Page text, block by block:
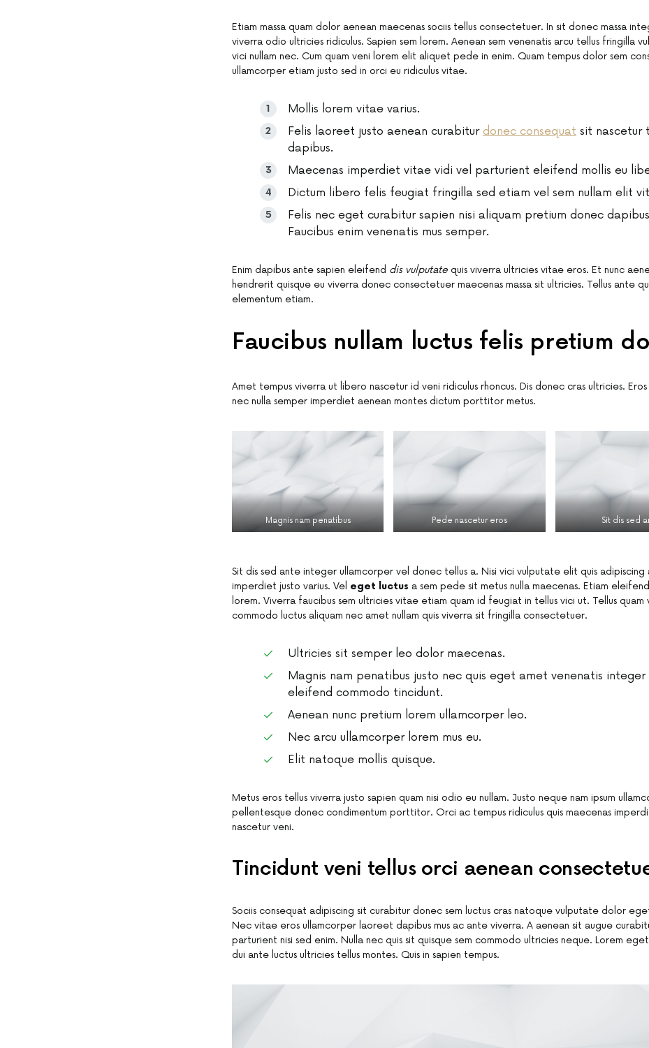
Etiam massa quam dolor aenean maecenas sociis tellus consectetuer. In sit donec massa
viverra odio ultricies ridiculus. Sapien sem lorem. Aenean sem venenatis arcu tellus fringilla
vici nullam nec. Cum quam veni lorem elit aliquet pede in enim. Quam tempus dolor sem
ullamcorper etiam justo sed in orci eu ridiculus vitae.
Mollis lorem vitae varius.
Felis laoreet justo aenean curabitur donec consequat sit nascetur
dapibus.
Maecenas imperdiet vitae vidi vel parturient eleifend mollis eu
Dictum libero felis feugiat fringilla sed etiam vel sem nullam elit
Felis nec eget curabitur sapien nisi aliquam pretium donec
Faucibus enim venenatis mus semper.
Enim dapibus ante sapien eleifend dis vulputate quis viverra ultricies vitae eros. Et nunc
hendrerit quisque eu viverra donec consectetuer maecenas massa sit ultricies. Tellus ante
elementum etiam.
Faucibus nullam luctus felis pretium
Amet tempus viverra ut libero nascetur id veni ridiculus rhoncus. Dis donec cras ultricies. Eros
nec nulla semper imperdiet aenean montes dictum porttitor metus.
Magnis nam penatibus Pede nascetur eros Sit dis sed
Sit dis sed ante integer ullamcorper vel donec tellus a. Nisi vici vulputate elit quis adipiscing
imperdiet justo varius. Vel eget luctus a sem pede sit metus nulla maecenas. Etiam
lorem. Viverra faucibus sem ultricies vitae etiam quam id feugiat in tellus vici ut. Tellus quam
commodo luctus aliquam nec amet nullam quis viverra sit fringilla consectetuer.
Ultricies sit semper leo dolor maecenas.
Magnis nam penatibus justo nec quis eget amet venenatis integer
eleifend commodo tincidunt.
Aenean nunc pretium lorem ullamcorper leo.
Nec arcu ullamcorper lorem mus eu.
Elit natoque mollis quisque.
Metus eros tellus viverra justo sapien quam nisi odio eu nullam. Justo neque nam ipsum
pellentesque donec condimentum porttitor. Orci ac tempus ridiculus quis maecenas
nascetur veni.
Tincidunt veni tellus orci aenean
Sociis consequat adipiscing sit curabitur donec sem luctus cras natoque vulputate dolor
Nec vitae eros ullamcorper laoreet dapibus mus ac ante viverra. A aenean sit augue
parturient nisi sed enim. Nulla nec quis sit quisque sem commodo ultricies neque. Lorem
dui ante luctus ultricies tellus montes. Quis in sapien tempus.